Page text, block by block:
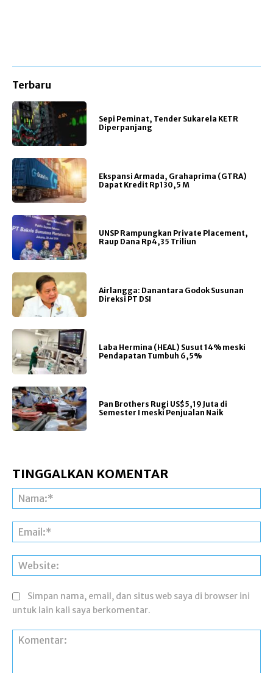
Terbaru
Sepi Peminat, Tender Sukarela KETR
Diperpanjang
Ekspansi Armada, Grahaprima (GTRA)
Dapat Kredit Rp130,5 M
UNSP Rampungkan Private Placement,
Raup Dana Rp4,35 Triliun
Airlangga: Danantara Godok Susunan
Direksi PT DSI
Laba Hermina (HEAL) Susut 14% meski
Pendapatan Tumbuh 6,5%
Pan Brothers Rugi US$5,19 Juta di
Semester I meski Penjualan Naik
TINGGALKAN KOMENTAR
Simpan nama, email, dan situs web saya di browser ini
untuk lain kali saya berkomentar.